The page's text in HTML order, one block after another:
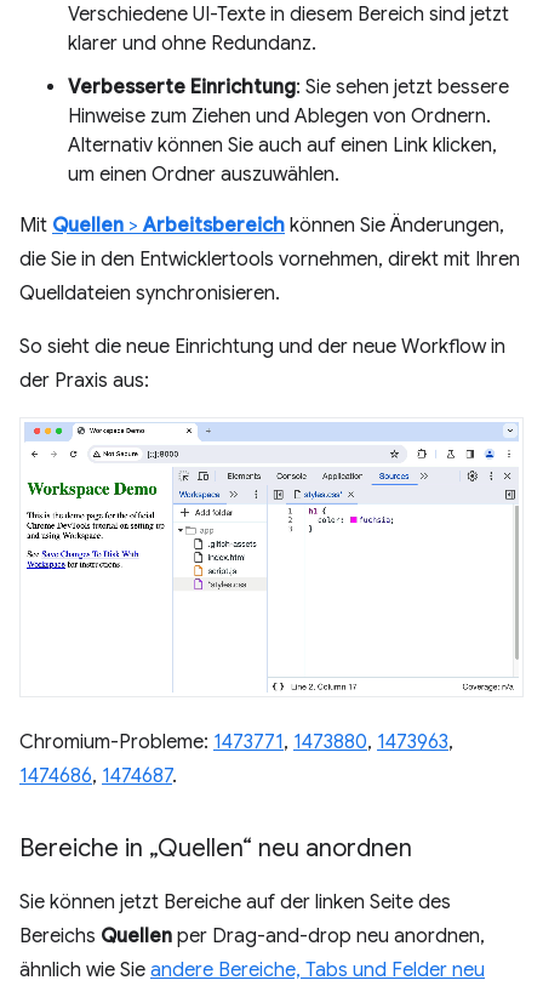
Verschiedene UI-Texte in diesem Bereich sind jetzt
klarer und ohne Redundanz.
Verbesserte Einrichtung: Sie sehen jetzt bessere
Hinweise zum Ziehen und Ablegen von Ordnern.
Alternativ können Sie auch auf einen Link klicken,
um einen Ordner auszuwählen.
Mit Quellen >Arbeitsbereich können Sie Änderungen,
die Sie in den Entwicklertools vornehmen, direkt mit Ihren
Quelldateien synchronisieren.
So sieht die neue Einrichtung und der neue Workflow in
der Praxis aus:
Chromium-Probleme: 1473771, 1473880, 1473963,
1474686, 1474687.
Bereiche in „Quellen“ neu anordnen
Sie können jetzt Bereiche auf der linken Seite des
Bereichs Quellen per Drag-and-drop neu anordnen,
ähnlich wie Sie andere Bereiche, Tabs und Felder neu